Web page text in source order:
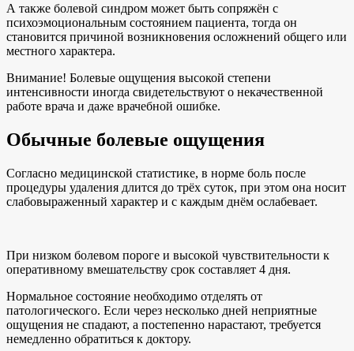
А также болевой синдром может быть сопряжён с
психоэмоциональным состоянием пациента, тогда он
становится причиной возникновения осложнений общего или
местного характера.
Внимание! Болевые ощущения высокой степени
интенсивности иногда свидетельствуют о некачественной
работе врача и даже врачебной ошибке.
Обычные болевые ощущения
Согласно медицинской статистике, в норме боль после
процедуры удаления длится до трёх суток, при этом она носит
слабовыраженный характер и с каждым днём ослабевает.
При низком болевом пороге и высокой чувствительности к
оперативному вмешательству срок составляет 4 дня.
Нормальное состояние необходимо отделять от
патологического. Если через несколько дней неприятные
ощущения не спадают, а постепенно нарастают, требуется
немедленно обратиться к доктору.